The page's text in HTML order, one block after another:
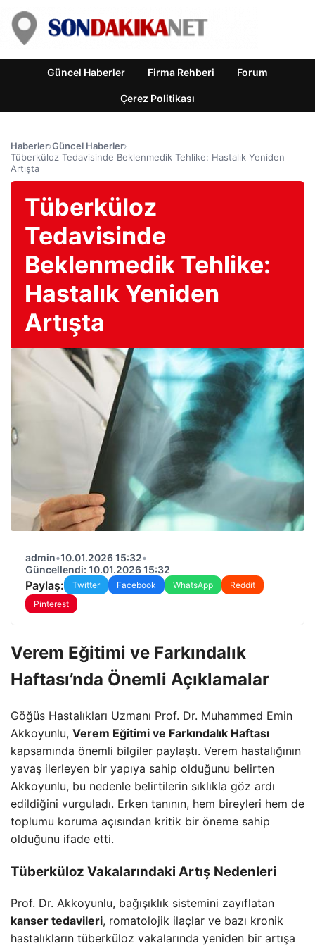
Güncel Haberler Firma Rehberi Forum
Çerez Politikası
Haberler›Güncel Haberler›
Tüberküloz Tedavisinde Beklenmedik Tehlike: Hastalık Yeniden
Artışta
Tüberküloz
Tedavisinde
Beklenmedik Tehlike:
Hastalık Yeniden
Artışta
admin•10.01.2026 15:32•
Güncellendi: 10.01.2026 15:32
Paylaş: Twitter Facebook WhatsApp
Reddit
Pinterest
Verem Eğitimi ve Farkındalık
Haftası’nda Önemli Açıklamalar
Göğüs Hastalıkları Uzmanı Prof. Dr. Muhammed Emin
Akkoyunlu, Verem Eğitimi ve Farkındalık Haftası
kapsamında önemli bilgiler paylaştı. Verem hastalığının
yavaş ilerleyen bir yapıya sahip olduğunu belirten
Akkoyunlu, bu nedenle belirtilerin sıklıkla göz ardı
edildiğini vurguladı. Erken tanının, hem bireyleri hem de
toplumu koruma açısından kritik bir öneme sahip
olduğunu ifade etti.
Tüberküloz Vakalarındaki Artış Nedenleri
Prof. Dr. Akkoyunlu, bağışıklık sistemini zayıflatan
kanser tedavileri, romatolojik ilaçlar ve bazı kronik
hastalıkların tüberküloz vakalarında yeniden bir artışa